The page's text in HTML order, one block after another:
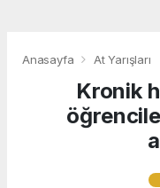
Anasayfa At Yarışları
Kronik